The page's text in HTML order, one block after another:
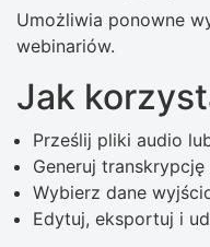
Umożliwia ponowne
webinariów.
Jak
Prześlij pliki audio
Generuj transkrypcję
Wybierz dane
Edytuj, eksportuj i